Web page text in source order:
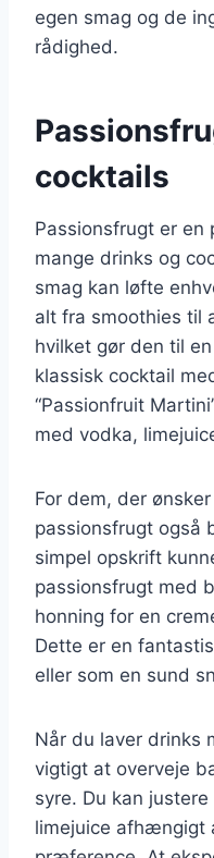
egen smag og de
rådighed.
cocktails
Passionsfrugt er
mange drinks og
smag kan løfte
alt fra smoothies til
hvilket gør den til
klassisk cocktail
“Passionfruit
med vodka,
For dem, der
passionsfrugt også
simpel opskrift
passionsfrugt med
honning for en
Dette er en
eller som en sund
Når du laver drinks
vigtigt at overveje
syre. Du kan
limejuice afhængigt